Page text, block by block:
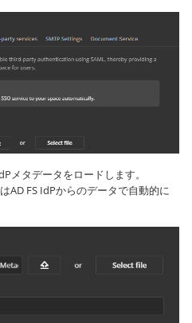
メタデータをロードします。
AD FS IdPからのデータで自動的に